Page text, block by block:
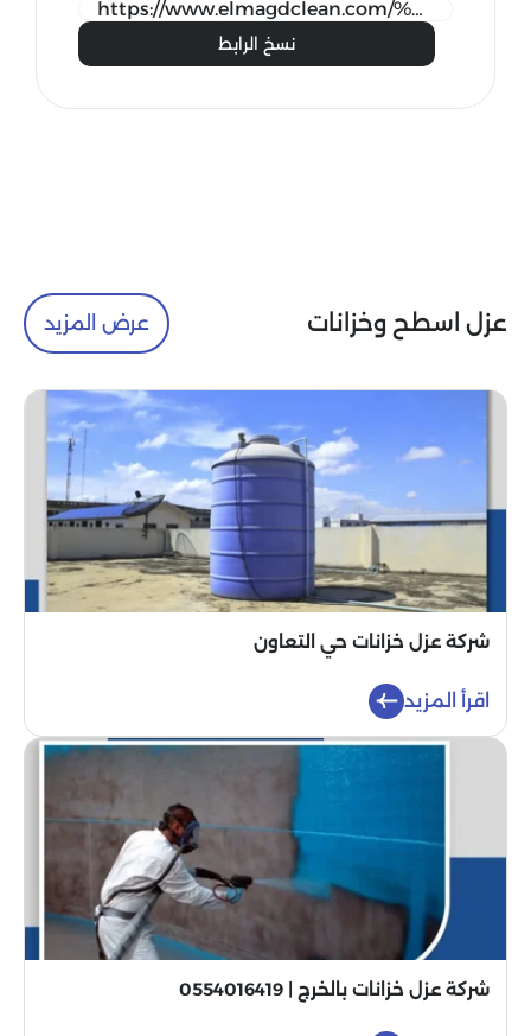
نسخ الرابط
عزل اسطح وخزانات عرض المزيد
شركة عزل خزانات حي التعاون
اقرأ المزيد
شركة عزل خزانات بالخرج | 0554016419